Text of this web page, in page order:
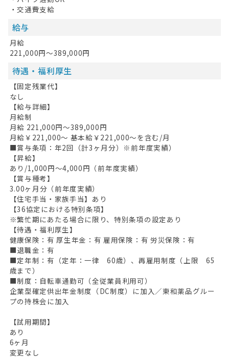
・交通費支給
給与
月給
221,000円～389,000円
待遇・福利厚生
【固定残業代】
なし
【給与詳細】
月給制
月給 221,000円〜389,000円
月給￥221,000〜 基本給￥221,000〜を含む/月
■賞与条項：年2回（計3ヶ月分）※前年度実績）
【昇給】
あり/1,000円〜4,000円（前年度実績）
【賞与種考】
3.00ヶ月分（前年度実績）
【住宅手当・家族手当】あり
【36協定における特別条項】
※繁忙期にあたる場合に限り、特別条項の設定あり
【待遇・福利厚生】
健康保険：有 厚生年金：有 雇用保険：有 労災保険：有
■退職金：有
■定年制：有（定年：一律 60歳）、再雇用制度（上限 65
歳まで）
■制度：自転車通勤可（全従業員利用可）
企業型確定供出年金制度（DC制度）に加入／東和薬品グルー
プの持株会に加入
【試用期間】
あり
6ヶ月
変更なし